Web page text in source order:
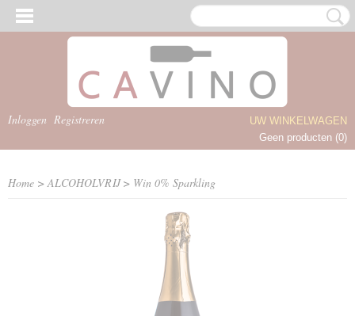
Inloggen Registreren
UW WINKELWAGEN
Geen producten (0)
Home >ALCOHOLVRIJ> Win 0% Sparkling